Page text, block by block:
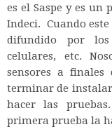
es el Saspe y es un
Indeci. Cuando
difundido por los
celulares, etc.
sensores a
terminar de instalar
hacer las
primera prueba la